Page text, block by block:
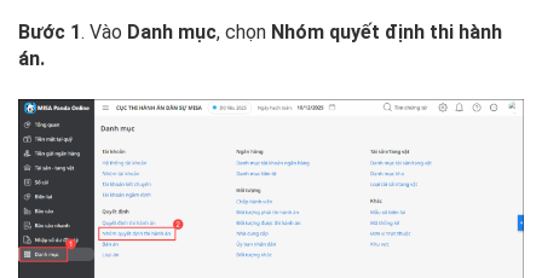
Bước 1. Vào Danh mục, chọn Nhóm quyết định thi hành
án.